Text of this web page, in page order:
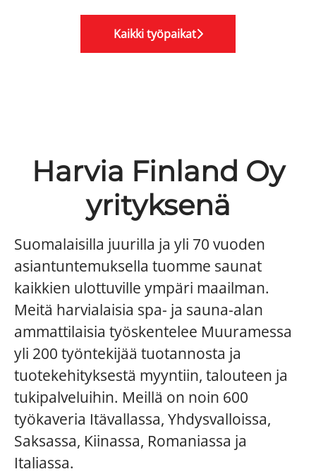
Kaikki työpaikat
Harvia Finland Oy
yrityksenä
Suomalaisilla juurilla ja yli 70 vuoden
asiantuntemuksella tuomme saunat
kaikkien ulottuville ympäri maailman.
Meitä harvialaisia spa- ja sauna-alan
ammattilaisia työskentelee Muuramessa
yli 200 työntekijää tuotannosta ja
tuotekehityksestä myyntiin, talouteen ja
tukipalveluihin. Meillä on noin 600
työkaveria Itävallassa, Yhdysvalloissa,
Saksassa, Kiinassa, Romaniassa ja
Italiassa.